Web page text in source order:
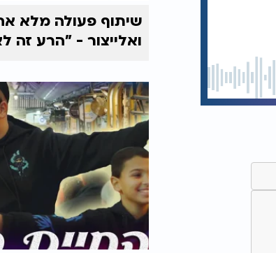
שיתוף פעולה מלא
ואלייצור - "הרע זה